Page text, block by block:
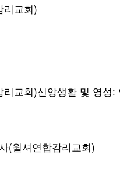
리교회)
교회)신앙생활 및 영성:
(윌셔연합감리교회)